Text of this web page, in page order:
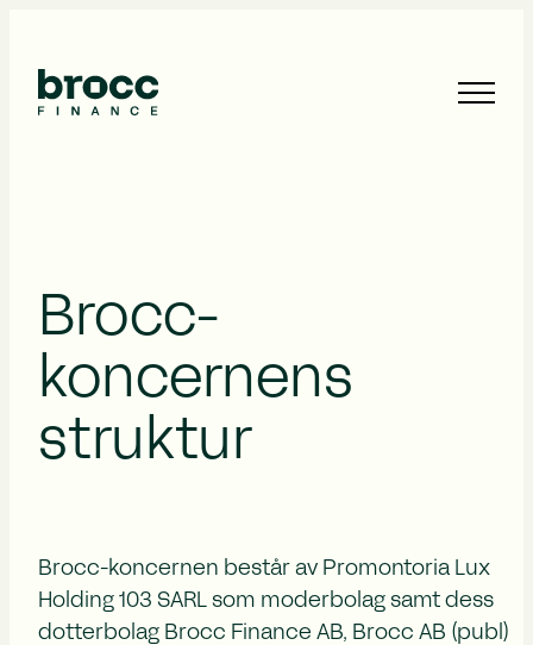
Brocc-
koncernens
struktur
Brocc-koncernen består av Promontoria Lux
Holding 103 SARL som moderbolag samt dess
dotterbolag Brocc Finance AB, Brocc AB (publ)